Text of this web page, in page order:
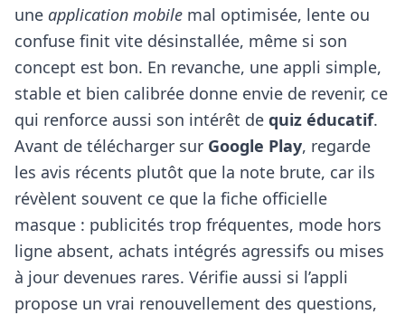
une application mobile mal optimisée, lente ou
confuse finit vite désinstallée, même si son
concept est bon. En revanche, une appli simple,
stable et bien calibrée donne envie de revenir, ce
qui renforce aussi son intérêt de quiz éducatif.
Avant de télécharger sur Google Play, regarde
les avis récents plutôt que la note brute, car ils
révèlent souvent ce que la fiche officielle
masque : publicités trop fréquentes, mode hors
ligne absent, achats intégrés agressifs ou mises
à jour devenues rares. Vérifie aussi si l’appli
propose un vrai renouvellement des questions,